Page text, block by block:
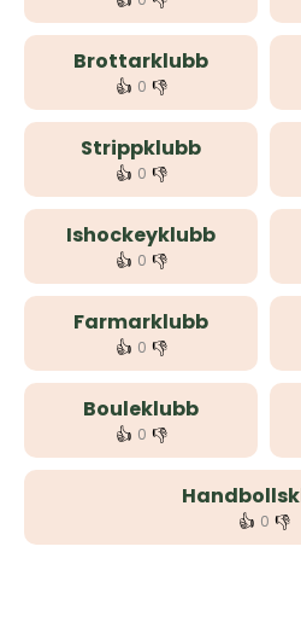
Brottarklubb
👍 0 👎
Strippklubb
👍 0 👎
Ishockeyklubb
👍 0 👎
Farmarklubb
👍 0 👎
Bouleklubb
👍 0 👎
👍 0 👎